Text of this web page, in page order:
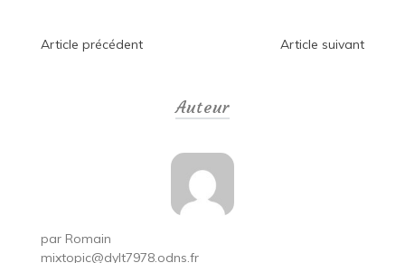
Navigation
Article précédent Article suivant
Auteur
par Romain
mixtopic@dylt7978.odns.fr